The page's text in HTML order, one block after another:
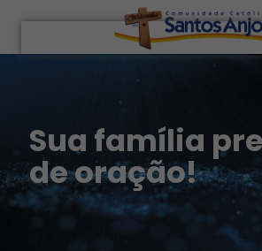
Sua família
de oração!